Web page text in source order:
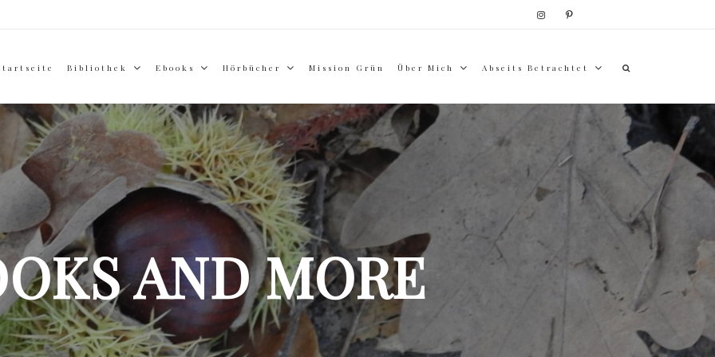
Bibliothek Ebooks Hörbücher Mission Grün Über Mich Abseits Betrachtet
AND MORE